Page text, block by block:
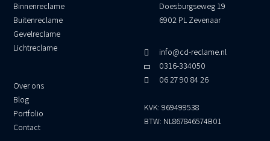
Binnenreclame
Buitenreclame
Gevelreclame
Lichtreclame
Over ons
Blog
Portfolio
Contact
Doesburgseweg 19
6902 PL Zevenaar
info@cd-reclame.nl
0316-334050
06 27 90 84 26
KVK: 969499538
BTW: NL867846574B01